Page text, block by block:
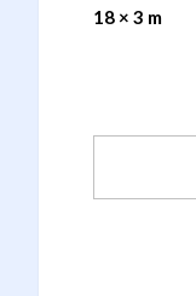
18 × 3 m